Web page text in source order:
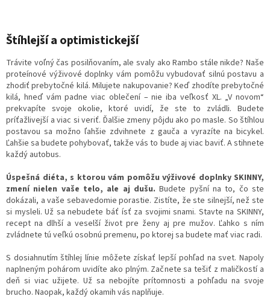
Štíhlejší a optimistickejší
Trávite voľný čas posilňovaním, ale svaly ako Rambo stále nikde? Naše
proteínové výživové doplnky vám pomôžu vybudovať silnú postavu a
zhodiť prebytočné kilá. Milujete nakupovanie? Keď zhodíte prebytočné
kilá, hneď vám padne viac oblečení – nie iba veľkosť XL. „V novom“
prekvapíte svoje okolie, ktoré uvidí, že ste to zvládli. Budete
príťažlivejší a viac si veriť. Ďalšie zmeny pôjdu ako po masle. So štíhlou
postavou sa možno ľahšie zdvihnete z gauča a vyrazíte na bicykel.
Ľahšie sa budete pohybovať, takže vás to bude aj viac baviť. A stihnete
každý autobus.
Úspešná diéta, s ktorou vám pomôžu výživové doplnky SKINNY,
zmení nielen vaše telo, ale aj dušu. Budete pyšní na to, čo ste
dokázali, a vaše sebavedomie porastie. Zistíte, že ste silnejší, než ste
si mysleli. Už sa nebudete báť ísť za svojimi snami. Stavte na SKINNY,
recept na dlhší a veselší život pre ženy aj pre mužov. Ľahko s ním
zvládnete tú veľkú osobnú premenu, po ktorej sa budete mať viac radi.
S dosiahnutím štíhlej línie môžete získať lepší pohľad na svet. Napoly
naplneným pohárom uvidíte ako plným. Začnete sa tešiť z maličkostí a
deň si viac užijete. Už sa nebojíte prítomnosti a pohľadu na svoje
brucho. Naopak, každý okamih vás naplňuje.